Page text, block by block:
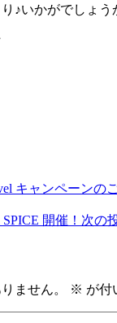
♪いかがでしょう
キャンペーンの
開催！ 次の
ません。 ※ が付